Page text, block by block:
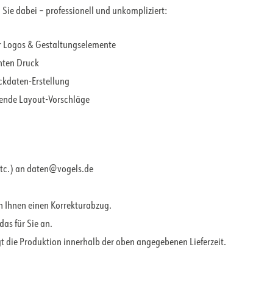
dabei – professionell und unkompliziert:
& Gestaltungselemente
Druck
Erstellung
Layout-Vorschläge
an daten@vogels.de
Ihnen einen Korrekturabzug.
für Sie an.
die Produktion innerhalb der oben angegebenen Lieferzeit.